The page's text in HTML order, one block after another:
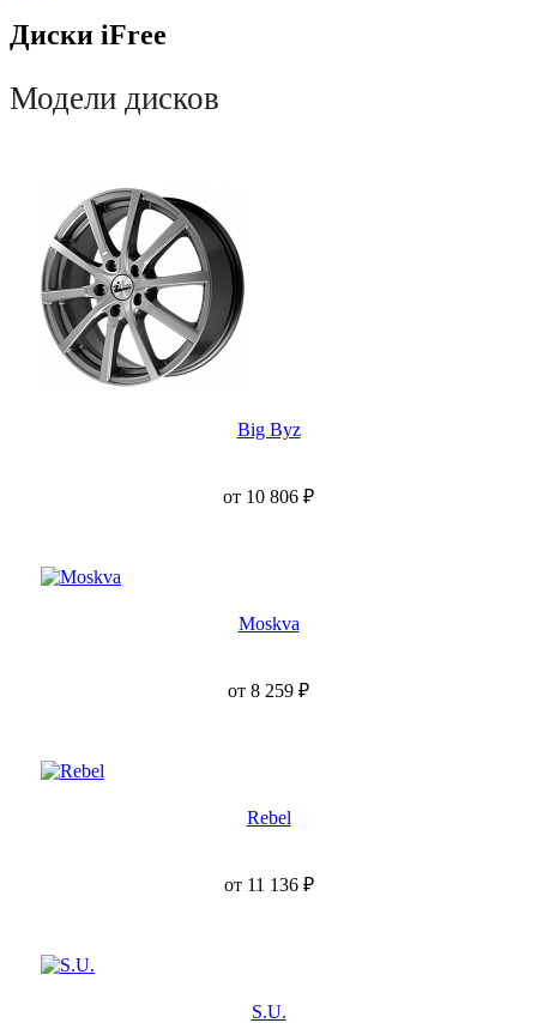
Диски iFree
Модели дисков
Big Byz
от 10 806 ₽
Moskva
от 8 259 ₽
Rebel
от 11 136₽
S.U.